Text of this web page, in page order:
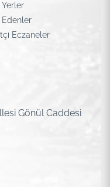
Yerler
Eczaneler
Gönül Caddesi